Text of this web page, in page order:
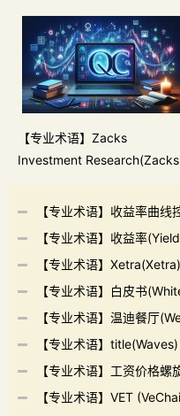
【专业术语】Zacks
Investment Research(Zacks
【专业术语】收益率曲
【专业术语】收益率
【专业术语】Xetra(Xetra)
【专业术语】白皮书
【专业术语】温迪餐厅
【专业术语】title(Waves)
【专业术语】工资价格
【专业术语】VET